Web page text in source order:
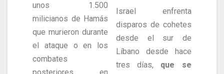
unos 1.500
milicianos de Hamás
que murieron durante
el ataque o en los
combates
Israel enfrenta
disparos de cohetes
desde el sur de
Líbano desde hace
tres días, que se